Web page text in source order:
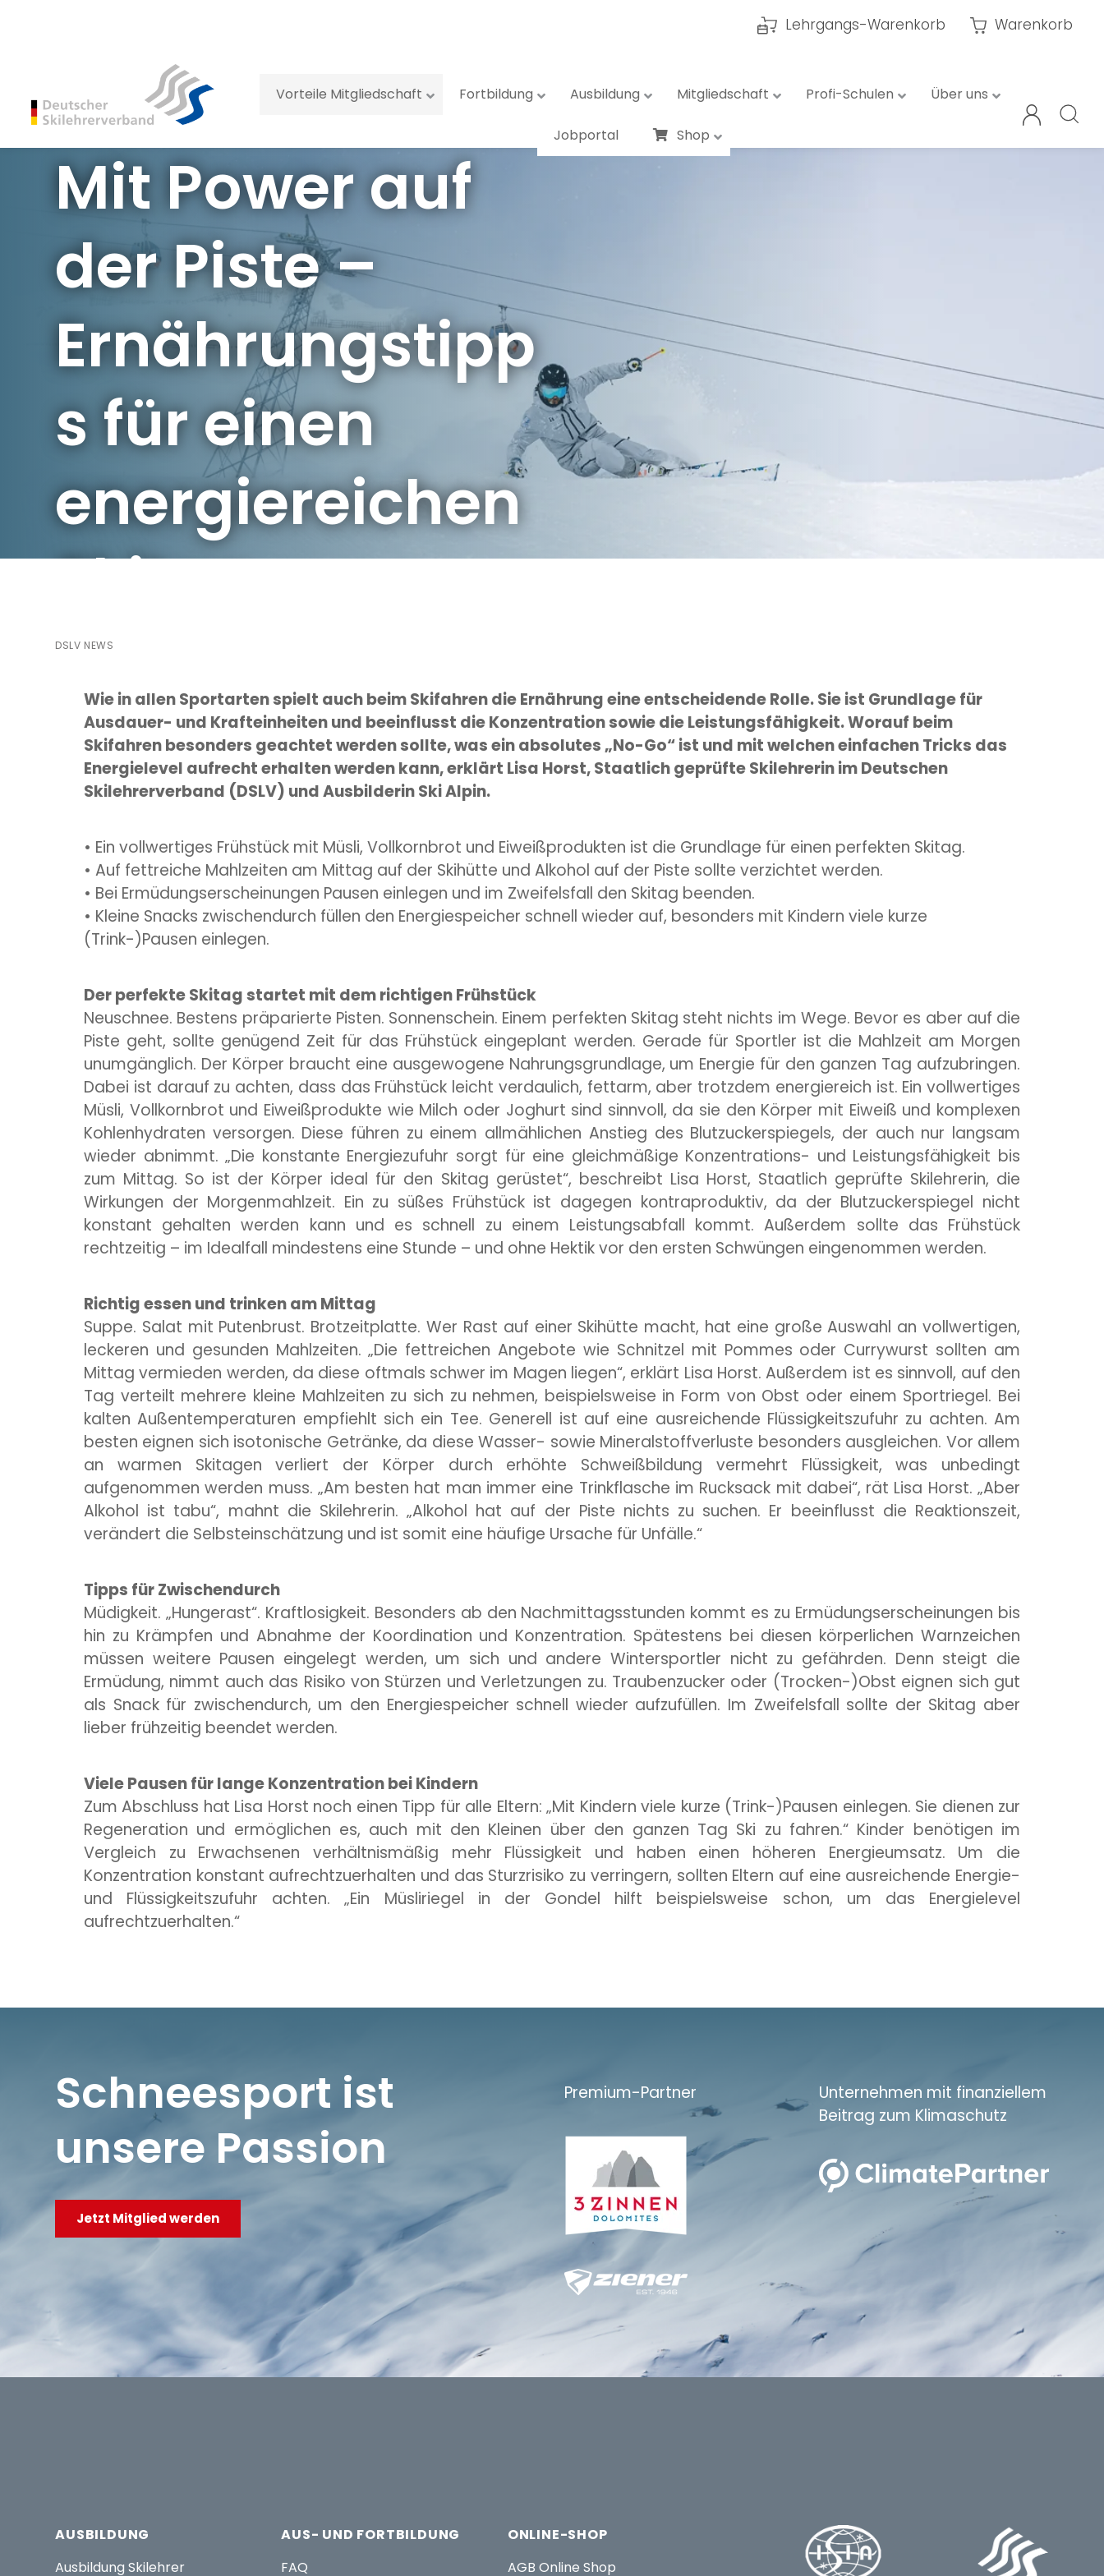
Lehrgangs-Warenkorb Warenkorb
Vorteile Mitgliedschaft Fortbildung Ausbildung Mitgliedschaft Profi-Schulen Über uns
Jobportal Shop
Mit Power auf
der Piste –
Ernährungstipp
s für einen
energiereichen
Skitag
DSLV NEWS
Wie in allen Sportarten spielt auch beim Skifahren die Ernährung eine entscheidende Rolle. Sie ist Grundlage für
Ausdauer- und Krafteinheiten und beeinflusst die Konzentration sowie die Leistungsfähigkeit. Worauf beim
Skifahren besonders geachtet werden sollte, was ein absolutes „No-Go“ ist und mit welchen einfachen Tricks das
Energielevel aufrecht erhalten werden kann, erklärt Lisa Horst, Staatlich geprüfte Skilehrerin im Deutschen
Skilehrerverband (DSLV) und Ausbilderin Ski Alpin.
• Ein vollwertiges Frühstück mit Müsli, Vollkornbrot und Eiweißprodukten ist die Grundlage für einen perfekten Skitag.
• Auf fettreiche Mahlzeiten am Mittag auf der Skihütte und Alkohol auf der Piste sollte verzichtet werden.
• Bei Ermüdungserscheinungen Pausen einlegen und im Zweifelsfall den Skitag beenden.
• Kleine Snacks zwischendurch füllen den Energiespeicher schnell wieder auf, besonders mit Kindern viele kurze
(Trink-)Pausen einlegen.
Der perfekte Skitag startet mit dem richtigen Frühstück
Neuschnee. Bestens präparierte Pisten. Sonnenschein. Einem perfekten Skitag steht nichts im Wege. Bevor es aber auf die
Piste geht, sollte genügend Zeit für das Frühstück eingeplant werden. Gerade für Sportler ist die Mahlzeit am Morgen
unumgänglich. Der Körper braucht eine ausgewogene Nahrungsgrundlage, um Energie für den ganzen Tag aufzubringen.
Dabei ist darauf zu achten, dass das Frühstück leicht verdaulich, fettarm, aber trotzdem energiereich ist. Ein vollwertiges
Müsli, Vollkornbrot und Eiweißprodukte wie Milch oder Joghurt sind sinnvoll, da sie den Körper mit Eiweiß und komplexen
Kohlenhydraten versorgen. Diese führen zu einem allmählichen Anstieg des Blutzuckerspiegels, der auch nur langsam
wieder abnimmt. „Die konstante Energiezufuhr sorgt für eine gleichmäßige Konzentrations- und Leistungsfähigkeit bis
zum Mittag. So ist der Körper ideal für den Skitag gerüstet“, beschreibt Lisa Horst, Staatlich geprüfte Skilehrerin, die
Wirkungen der Morgenmahlzeit. Ein zu süßes Frühstück ist dagegen kontraproduktiv, da der Blutzuckerspiegel nicht
konstant gehalten werden kann und es schnell zu einem Leistungsabfall kommt. Außerdem sollte das Frühstück
rechtzeitig – im Idealfall mindestens eine Stunde – und ohne Hektik vor den ersten Schwüngen eingenommen werden.
Richtig essen und trinken am Mittag
Suppe. Salat mit Putenbrust. Brotzeitplatte. Wer Rast auf einer Skihütte macht, hat eine große Auswahl an vollwertigen,
leckeren und gesunden Mahlzeiten. „Die fettreichen Angebote wie Schnitzel mit Pommes oder Currywurst sollten am
Mittag vermieden werden, da diese oftmals schwer im Magen liegen“, erklärt Lisa Horst. Außerdem ist es sinnvoll, auf den
Tag verteilt mehrere kleine Mahlzeiten zu sich zu nehmen, beispielsweise in Form von Obst oder einem Sportriegel. Bei
kalten Außentemperaturen empfiehlt sich ein Tee. Generell ist auf eine ausreichende Flüssigkeitszufuhr zu achten. Am
besten eignen sich isotonische Getränke, da diese Wasser- sowie Mineralstoffverluste besonders ausgleichen. Vor allem
an warmen Skitagen verliert der Körper durch erhöhte Schweißbildung vermehrt Flüssigkeit, was unbedingt
aufgenommen werden muss. „Am besten hat man immer eine Trinkflasche im Rucksack mit dabei“, rät Lisa Horst. „Aber
Alkohol ist tabu“, mahnt die Skilehrerin. „Alkohol hat auf der Piste nichts zu suchen. Er beeinflusst die Reaktionszeit,
verändert die Selbsteinschätzung und ist somit eine häufige Ursache für Unfälle.“
Tipps für Zwischendurch
Müdigkeit. „Hungerast“. Kraftlosigkeit. Besonders ab den Nachmittagsstunden kommt es zu Ermüdungserscheinungen bis
hin zu Krämpfen und Abnahme der Koordination und Konzentration. Spätestens bei diesen körperlichen Warnzeichen
müssen weitere Pausen eingelegt werden, um sich und andere Wintersportler nicht zu gefährden. Denn steigt die
Ermüdung, nimmt auch das Risiko von Stürzen und Verletzungen zu. Traubenzucker oder (Trocken-)Obst eignen sich gut
als Snack für zwischendurch, um den Energiespeicher schnell wieder aufzufüllen. Im Zweifelsfall sollte der Skitag aber
lieber frühzeitig beendet werden.
Viele Pausen für lange Konzentration bei Kindern
Zum Abschluss hat Lisa Horst noch einen Tipp für alle Eltern: „Mit Kindern viele kurze (Trink-)Pausen einlegen. Sie dienen zur
Regeneration und ermöglichen es, auch mit den Kleinen über den ganzen Tag Ski zu fahren.“ Kinder benötigen im
Vergleich zu Erwachsenen verhältnismäßig mehr Flüssigkeit und haben einen höheren Energieumsatz. Um die
Konzentration konstant aufrechtzuerhalten und das Sturzrisiko zu verringern, sollten Eltern auf eine ausreichende Energie-
und Flüssigkeitszufuhr achten. „Ein Müsliriegel in der Gondel hilft beispielsweise schon, um das Energielevel
aufrechtzuerhalten.“
Schneesport ist
unsere Passion
Jetzt Mitglied werden
Premium-Partner
Unternehmen mit finanziellem
Beitrag zum Klimaschutz
AUSBILDUNG
Ausbildung Skilehrer
AUS- UND FORTBILDUNG
FAQ
ONLINE-SHOP
AGB Online Shop